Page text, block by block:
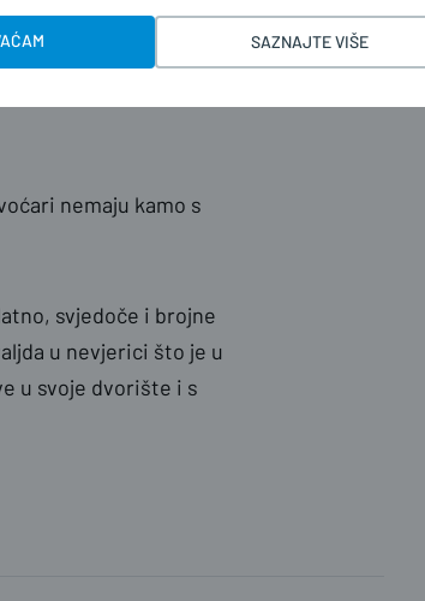
pozitivnoj priči. Da je
svijeta, ali pita se
nemaju gdje
nemaju kamo s
svjedoče i brojne
u nevjerici što je u
u svoje dvorište i s
SAZNAJTE VIŠE